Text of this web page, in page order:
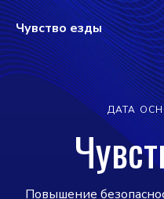
Чувство езды
ДАТА
Повышение